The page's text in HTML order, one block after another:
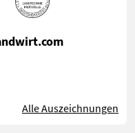
Alle Auszeichnungen